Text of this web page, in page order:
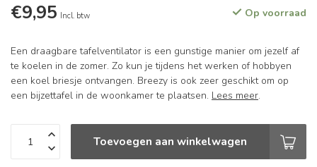
€9,95 Incl. btw Op voorraad
Een draagbare tafelventilator is een gunstige manier om jezelf af
te koelen in de zomer. Zo kun je tijdens het werken of hobbyen
een koel briesje ontvangen. Breezy is ook zeer geschikt om op
een bijzettafel in de woonkamer te plaatsen. Lees meer.
Toevoegen aan winkelwagen